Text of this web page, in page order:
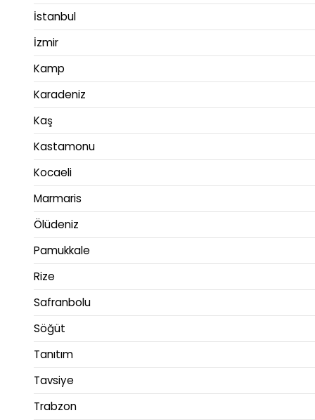
İstanbul
İzmir
Kamp
Karadeniz
Kaş
Kastamonu
Kocaeli
Marmaris
Ölüdeniz
Pamukkale
Rize
Safranbolu
Söğüt
Tanıtım
Tavsiye
Trabzon